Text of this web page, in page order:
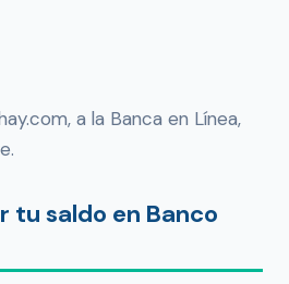
a la Banca en Línea,
tu saldo en Banco